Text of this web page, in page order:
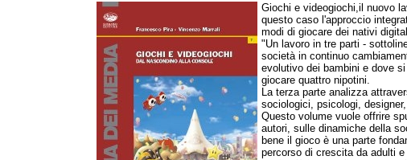
Giochi e videogiochi,il nuovo
questo caso l'approccio
modi di giocare dei nativi
"Un lavoro in tre parti -
società in continuo
evolutivo dei bambini e dove
giocare quattro nipotini.
La terza parte analizza
sociologici, psicologi,
Questo volume vuole offrire
autori, sulle dinamiche della
bene il gioco è una parte
percorso di crescita da adulti